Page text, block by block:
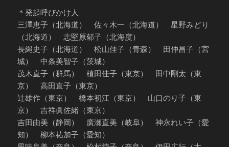
＊発起呼びかけ人
三澤恵子（北海道） 佐々木一（北海道） 星野みどり
（北海道） 志堅原郁子（北海度）
長縄史子（北海道） 松山佳子（青森） 田仲昌子（宮
城） 中条美智子（茨城）
茂木直子（群馬） 植田佳子（東京） 田中剛太（東
京） 高田直子（東京）
辻雄作（東京） 橋本初江（東京） 山口のり子（東
京） 吉祥眞佐緒（東京）
吉田由美（静岡） 廣瀬直美（岐阜） 神永れい子（愛
知） 柳本祐加子（愛知）